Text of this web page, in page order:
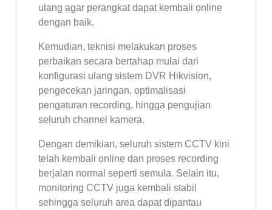
ulang agar perangkat dapat kembali online
dengan baik.
Kemudian, teknisi melakukan proses
perbaikan secara bertahap mulai dari
konfigurasi ulang sistem DVR Hikvision,
pengecekan jaringan, optimalisasi
pengaturan recording, hingga pengujian
seluruh channel kamera.
Dengan demikian, seluruh sistem CCTV kini
telah kembali online dan proses recording
berjalan normal seperti semula. Selain itu,
monitoring CCTV juga kembali stabil
sehingga seluruh area dapat dipantau